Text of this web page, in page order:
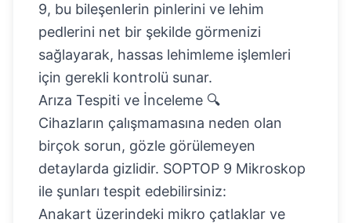
9, bu bileşenlerin pinlerini ve lehim
pedlerini net bir şekilde görmenizi
sağlayarak, hassas lehimleme işlemleri
için gerekli kontrolü sunar.
Arıza Tespiti ve İnceleme 🔍
Cihazların çalışmamasına neden olan
birçok sorun, gözle görülemeyen
detaylarda gizlidir. SOPTOP 9 Mikroskop
ile şunları tespit edebilirsiniz:
Anakart üzerindeki mikro çatlaklar ve